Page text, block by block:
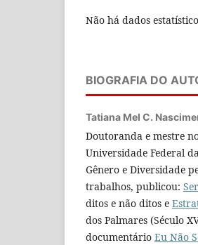
Não há dados
BIOGRAFIA DO
Tatiana Mel C.
Doutoranda e mestre
Universidade Federal
Gênero e Diversidade
trabalhos, publicou:
ditos e não ditos e
dos Palmares (Século
documentário Eu Não